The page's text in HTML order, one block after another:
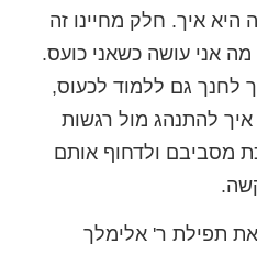
איך. חלק מחיינו זה
אני עושה כשאני כועס.
לחנך גם ללמוד לכעוס,
להתנהג מול רגשות
מסביבם ולדחוף אותם
את תפילת ר' אלימלך